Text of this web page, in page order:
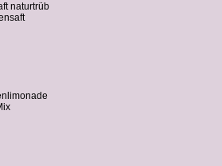
naturtrüb